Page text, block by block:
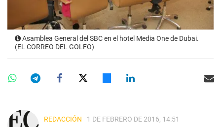
Asamblea General del SBC en el hotel Media One de Dubai.
(EL CORREO DEL GOLFO)
REDACCIÓN 1 DE FEBRERO DE 2016, 14:51